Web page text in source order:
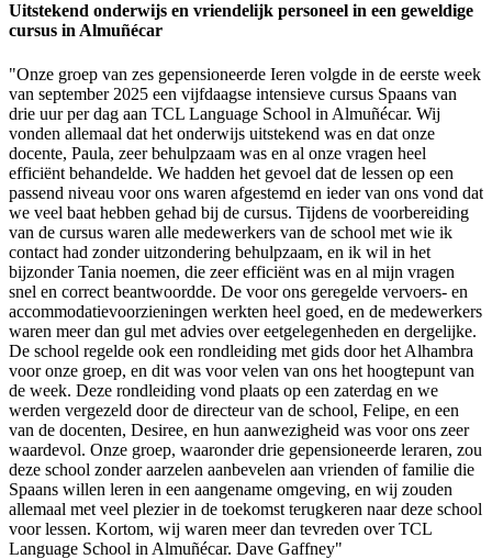
Uitstekend onderwijs en vriendelijk personeel in een geweldige
cursus in Almuñécar
"Onze groep van zes gepensioneerde Ieren volgde in de eerste week
van september 2025 een vijfdaagse intensieve cursus Spaans van
drie uur per dag aan TCL Language School in Almuñécar. Wij
vonden allemaal dat het onderwijs uitstekend was en dat onze
docente, Paula, zeer behulpzaam was en al onze vragen heel
efficiënt behandelde. We hadden het gevoel dat de lessen op een
passend niveau voor ons waren afgestemd en ieder van ons vond dat
we veel baat hebben gehad bij de cursus. Tijdens de voorbereiding
van de cursus waren alle medewerkers van de school met wie ik
contact had zonder uitzondering behulpzaam, en ik wil in het
bijzonder Tania noemen, die zeer efficiënt was en al mijn vragen
snel en correct beantwoordde. De voor ons geregelde vervoers- en
accommodatievoorzieningen werkten heel goed, en de medewerkers
waren meer dan gul met advies over eetgelegenheden en dergelijke.
De school regelde ook een rondleiding met gids door het Alhambra
voor onze groep, en dit was voor velen van ons het hoogtepunt van
de week. Deze rondleiding vond plaats op een zaterdag en we
werden vergezeld door de directeur van de school, Felipe, en een
van de docenten, Desiree, en hun aanwezigheid was voor ons zeer
waardevol. Onze groep, waaronder drie gepensioneerde leraren, zou
deze school zonder aarzelen aanbevelen aan vrienden of familie die
Spaans willen leren in een aangename omgeving, en wij zouden
allemaal met veel plezier in de toekomst terugkeren naar deze school
voor lessen. Kortom, wij waren meer dan tevreden over TCL
Language School in Almuñécar. Dave Gaffney"